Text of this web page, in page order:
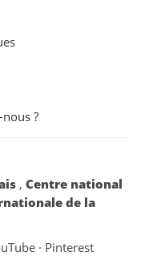
?
, Centre national
de la
· Pinterest